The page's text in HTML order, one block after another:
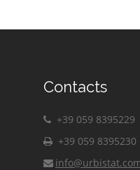
Contacts
+39 059 8395229
+39 059 8395230